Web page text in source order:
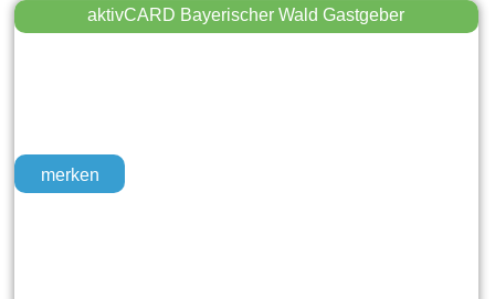
merken
aktivCARD Bayerischer Wald Gastgeber